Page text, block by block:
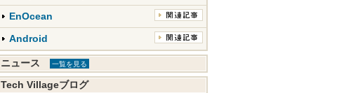
EnOcean
Android
ニュース 一覧を見る
Tech Villageブログ